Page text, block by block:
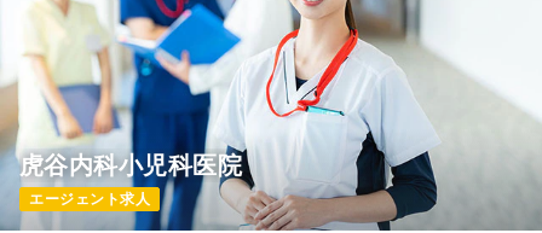
虎谷内科小児科医院
エージェント求人